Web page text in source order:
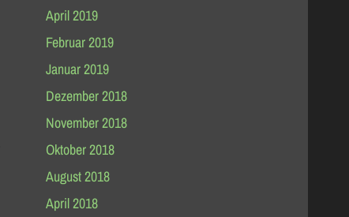
April 2019
Februar 2019
Januar 2019
Dezember 2018
November 2018
Oktober 2018
August 2018
April 2018